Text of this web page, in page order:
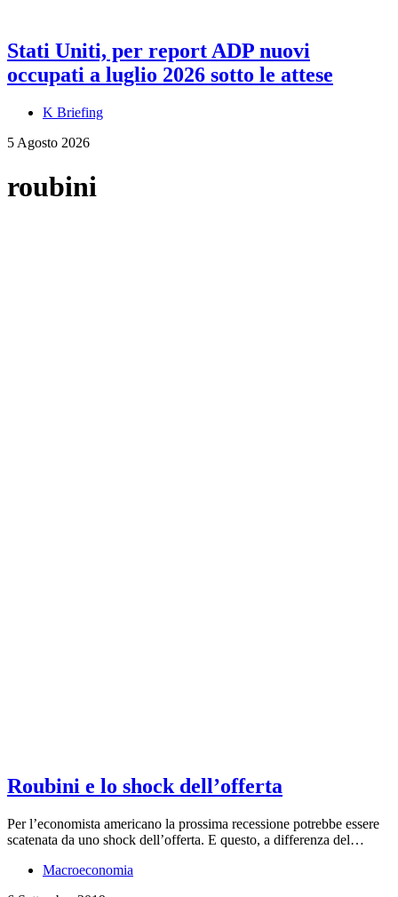
Stati Uniti, per report ADP nuovi
occupati a luglio 2026 sotto le attese
K Briefing
5 Agosto 2026
roubini
Roubini e lo shock dell’offerta
Per l’economista americano la prossima recessione potrebbe essere
scatenata da uno shock dell’offerta. E questo, a differenza del…
Macroeconomia